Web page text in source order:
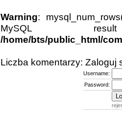
Warning:
MySQL
/home/bts/public_html/
Liczba komentarzy: Zaloguj
Username:
Password: